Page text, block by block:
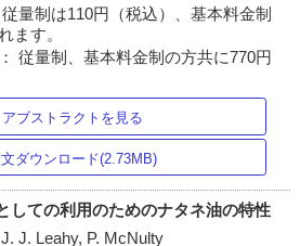
量制は110円（税込）、基本料金制
ます。
従量制、基本料金制の方共に770円
アブストラクトを見る
ダウンロード(2.73MB)
しての利用のためのナタネ油の特性
J. Leahy, P. McNulty